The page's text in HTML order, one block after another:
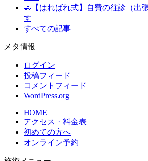
🚗【はればれ式】自費の往診（出
す
すべての記事
メタ情報
ログイン
投稿フィード
コメントフィード
WordPress.org
HOME
アクセス・料金表
初めての方へ
オンライン予約